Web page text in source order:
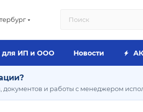
для ИП и ООО Новости
и работы с менеджером